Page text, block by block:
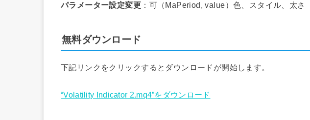
パラメーター設定変更 ：可（MaPeriod, value）色、スタイル、太さ
無料ダウンロード
下記リンクをクリックするとダウンロードが開始します。
“Volatility Indicator 2.mq4”をダウンロード